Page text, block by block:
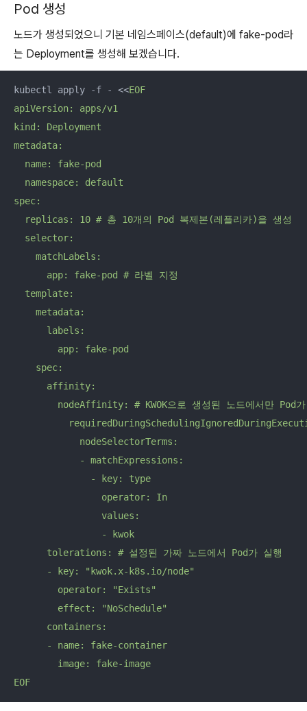
Pod 생성
노드가 생성되었으니 기본 네임스페이스(default)에 fake-pod라
는 Deployment를 생성해 보겠습니다.
kubectl apply -f - <<EOF
apiVersion: apps/v1
kind: Deployment
metadata:
  name: fake-pod
  namespace: default
spec:
  replicas: 10 # 총 10개의 Pod 복제본(레플리카)을 생성
  selector:
    matchLabels:
      app: fake-pod # 라벨 지정
  template:
    metadata:
      labels:
        app: fake-pod
    spec:
      affinity:
nodeAffinity: # KWOK으로 생성된 노드에서만 Pod가
            nodeSelectorTerms:
            - matchExpressions:
              - key: type
                operator: In
                values:
                - kwok
      tolerations: # 설정된 가짜 노드에서 Pod가 실행
      - key: "kwok.x-k8s.io/node"
        operator: "Exists"
        effect: "NoSchedule"
      containers:
      - name: fake-container
        image: fake-image
EOF